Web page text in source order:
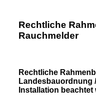
Rechtliche
Rauchmelder
Rechtliche
Landesbauordnung
Installation beachtet